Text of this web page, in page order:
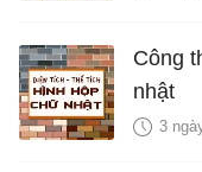
Công
nhật
3